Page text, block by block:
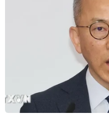
Cảng hàng không
mục tiêu khai thác cuối